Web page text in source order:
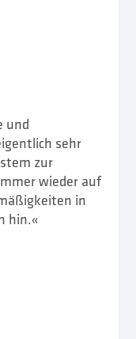
und
sehr
zur
wieder auf
in
hin.«